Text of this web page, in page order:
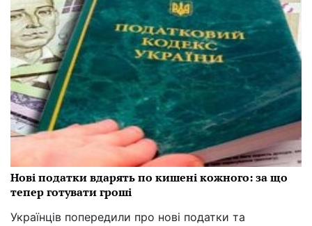
Нові податки вдарять по кишені кожного: за що
тепер готувати гроші
Українців попередили про нові податки та